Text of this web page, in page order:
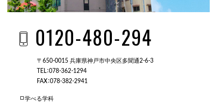
0120-480-294
〒650-0015 兵庫県神戸市中央区多聞通2-6-3
TEL：078-362-1294
FAX：078-382-2941
学べる学科